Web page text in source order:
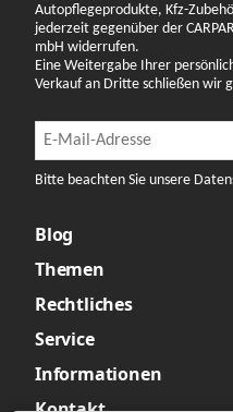
Autopflegeprodukte, Kfz-
jederzeit gegenüber der
mbH widerrufen.
Eine Weitergabe Ihrer
Verkauf an Dritte schließen wir
Newsletter
Bitte beachten Sie unsere
Blog
Themen
Rechtliches
Service
Informationen